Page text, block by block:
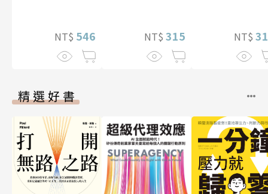
NT$ 546
NT$ 315 NT$
精選好書